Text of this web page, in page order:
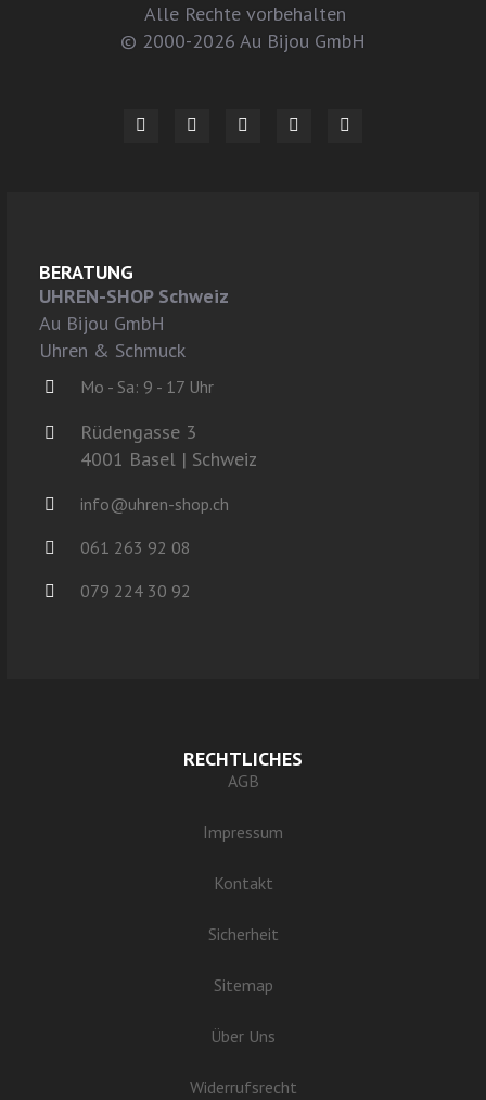
Alle Rechte vorbehalten
© 2000-2026 Au Bijou GmbH
BERATUNG
UHREN-SHOP Schweiz
Au Bijou GmbH
Uhren & Schmuck
Mo - Sa: 9 - 17 Uhr
Rüdengasse 3
4001 Basel | Schweiz
info@uhren-shop.ch
061 263 92 08
079 224 30 92
RECHTLICHES
AGB
Impressum
Kontakt
Sicherheit
Sitemap
Über Uns
Widerrufsrecht